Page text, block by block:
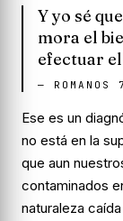
Y yo sé
mora el
efectuar
— ROMANOS
Ese es un
no está en la
que aun
contaminados
naturaleza